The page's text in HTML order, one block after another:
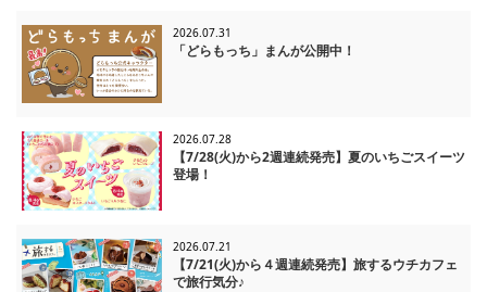
2026.07.31
「どらもっち」まんが公開中！
2026.07.28
【7/28(火)から2週連続発売】夏のいちごスイーツ
登場！
2026.07.21
【7/21(火)から４週連続発売】旅するウチカフェ
で旅行気分♪